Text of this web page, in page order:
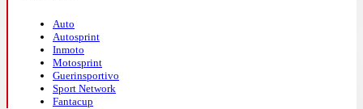
Auto
Autosprint
Inmoto
Motosprint
Guerinsportivo
Sport Network
Fantacup